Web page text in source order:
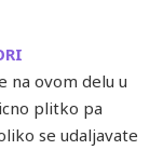
na ovom delu u
plitko pa
se udaljavate